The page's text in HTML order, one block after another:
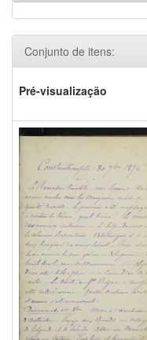
Conjunto de itens:
Pré-visualização